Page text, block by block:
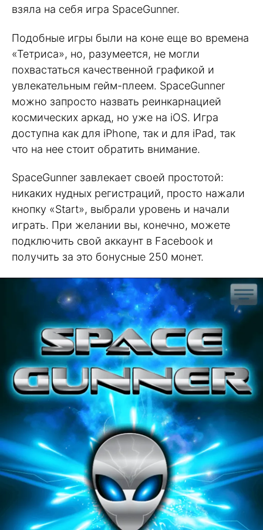
взяла на себя игра SpaceGunner.
Подобные игры были на коне еще во времена
«Тетриса», но, разумеется, не могли
похвастаться качественной графикой и
увлекательным гейм-плеем. SpaceGunner
можно запросто назвать реинкарнацией
космических аркад, но уже на iOS. Игра
доступна как для iPhone, так и для iPad, так
что на нее стоит обратить внимание.
SpaceGunner завлекает своей простотой:
никаких нудных регистраций, просто нажали
кнопку «Start», выбрали уровень и начали
играть. При желании вы, конечно, можете
подключить свой аккаунт в Facebook и
получить за это бонусные 250 монет.